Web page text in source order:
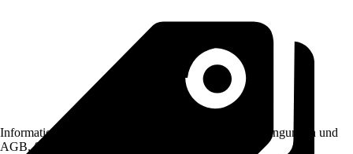
Informationen des Verkäufers, wie z. B. Rückgabebedingungen und
AGB, finden Sie bei Klick auf den Verkäufernamen.